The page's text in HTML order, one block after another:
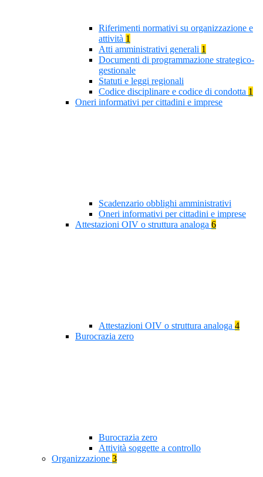
Riferimenti normativi su organizzazione e
attività 1
Atti amministrativi generali 1
Documenti di programmazione strategico-
gestionale
Statuti e leggi regionali
Codice disciplinare e codice di condotta 1
Oneri informativi per cittadini e imprese
Scadenzario obblighi amministrativi
Oneri informativi per cittadini e imprese
Attestazioni OIV o struttura analoga 6
Attestazioni OIV o struttura analoga 4
Burocrazia zero
Burocrazia zero
Attività soggette a controllo
Organizzazione 3